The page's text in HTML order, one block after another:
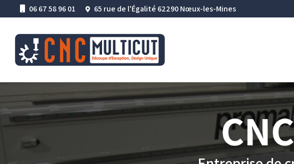
au
principal
06 67 58 96 01 65 rue de l'Égalité 62290 Nœux-les-Mines